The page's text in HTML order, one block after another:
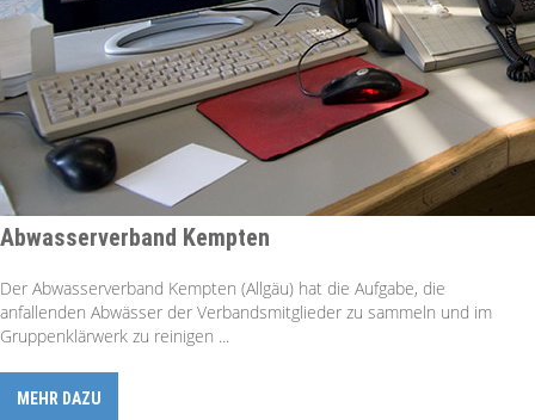
Abwasserverband Kempten
Der Abwasserverband Kempten (Allgäu) hat die Aufgabe, die
anfallenden Abwässer der Verbands­mitglieder zu sammeln und im
Gruppenklär­werk zu reinigen ...
MEHR DAZU